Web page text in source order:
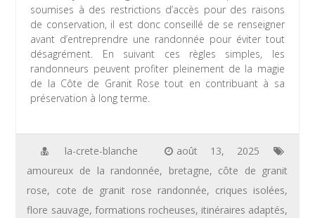
soumises à des restrictions d’accès pour des raisons
de conservation, il est donc conseillé de se renseigner
avant d’entreprendre une randonnée pour éviter tout
désagrément. En suivant ces règles simples, les
randonneurs peuvent profiter pleinement de la magie
de la Côte de Granit Rose tout en contribuant à sa
préservation à long terme.
la-crete-blanche
août 13, 2025
amoureux de la randonnée, bretagne, côte de granit
rose, cote de granit rose randonnée, criques isolées,
flore sauvage, formations rocheuses, itinéraires adaptés,